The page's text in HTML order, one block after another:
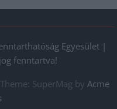
Egyesület |
fenntartva!
Theme: SuperMag by Acme